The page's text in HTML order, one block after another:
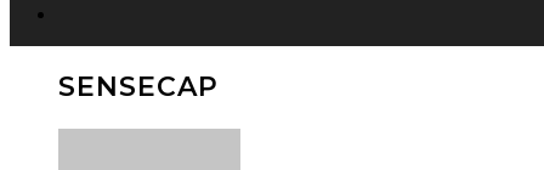
SENSECAP